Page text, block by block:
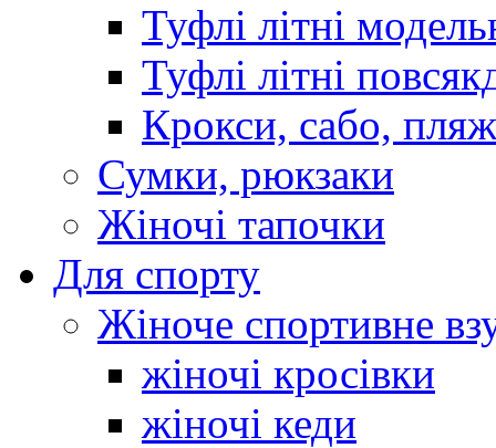
Туфлі літні
Туфлі літні
Крокси, сабо,
Сумки, рюкзаки
Жіночі тапочки
Для спорту
Жіноче спортивне
жіночі кросівки
жіночі кеди